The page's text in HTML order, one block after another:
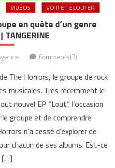
VIDÉOS VOIR ET ÉCOUTER
en quête d’un genre
TANGERINE
Comments(3)
The Horrors, le groupe de rock
musicales. Très récemment le
nouvel EP “Lout”, l’occasion
groupe et de comprendre
n‘a cessé d’explorer de
chacun de ses albums. Est-ce
[…]